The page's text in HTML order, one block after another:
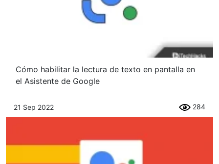
Cómo habilitar la lectura de texto en pantalla en
el Asistente de Google
21 Sep 2022 284